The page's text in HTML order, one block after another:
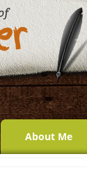
About Me